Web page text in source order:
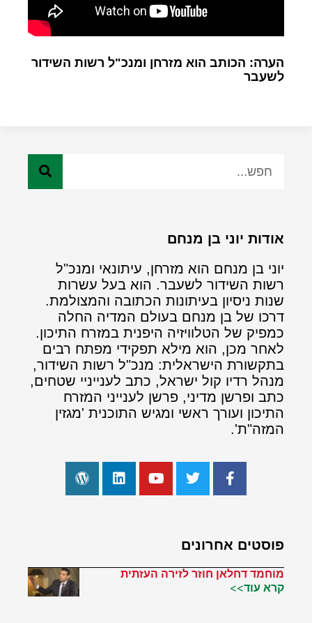
הערה: הכותב הוא מזרחן ומנכ"ל רשות השידור
לשעבר
אודות יוני בן מנחם
יוני בן מנחם הוא מזרחן, עיתונאי ומנכ"ל
רשות השידור לשעבר. הוא בעל עשרות
שנות ניסיון בעיתונות הכתובה והמצולמת.
דרכו של בן מנחם בעולם המדיה החלה
כמפיק של הטלוויזיה היפנית במזרח התיכון.
לאחר מכן, הוא מילא תפקידי מפתח רבים
בתקשורת הישראלית: מנכ"ל רשות השידור,
מנהל רדיו קול ישראל, כתב לענייניי שטחים,
כתב ופרשן מדיני, פרשן לענייני המזרח
התיכון ועורך ראשי ומגיש התוכנית 'מגזין
המזה"ת'.
פוסטים אחרונים
מוחמד דחלאן חוזר לזירה העזתית
קרא עוד>>